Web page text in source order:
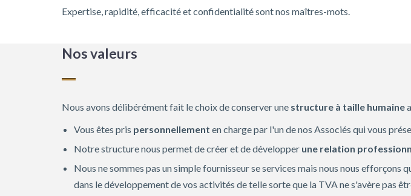
Expertise, rapidité, efficacité et confidentialité sont nos maîtres-mots.
Nos valeurs
Nous avons délibérément fait le choix de conserver une structure à taille humaine
Vous êtes pris personnellement en charge par l'un de nos Associés qui vous
Notre structure nous permet de créer et de développer une relation
Nous ne sommes pas un simple fournisseur se services mais nous nous
dans le développement de vos activités de telle sorte que la TVA ne s'avère pas